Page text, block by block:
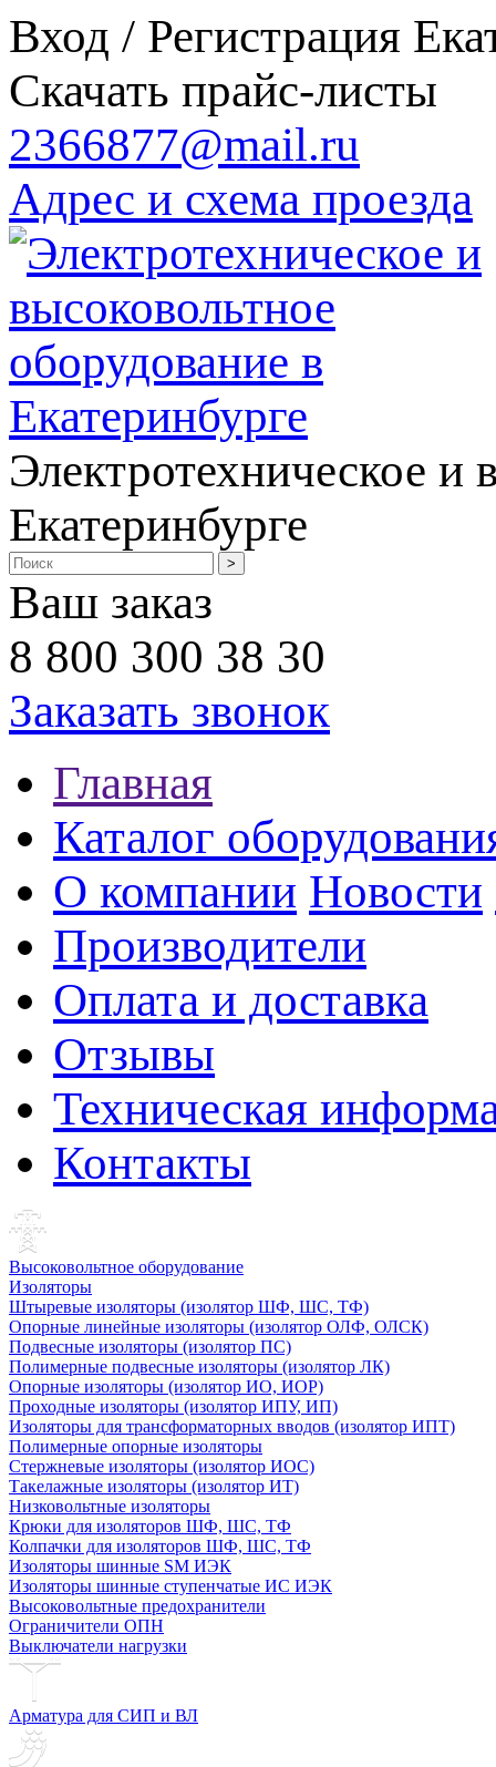
Вход / Регистрация
Скачать прайс-листы
2366877@mail.ru
Адрес и схема проезда
Электротехническое и
Екатеринбурге
Ваш заказ
8 800 300 38 30
Заказать звонок
Главная
Каталог
О компании Новости
Производители
Оплата и доставка
Отзывы
Техническая
Контакты
Высоковольтное оборудование
Изоляторы
Штыревые изоляторы (изолятор ШФ, ШС, ТФ)
Опорные линейные изоляторы (изолятор ОЛФ, ОЛСК)
Подвесные изоляторы (изолятор ПС)
Полимерные подвесные изоляторы (изолятор ЛК)
Опорные изоляторы (изолятор ИО, ИОР)
Проходные изоляторы (изолятор ИПУ, ИП)
Изоляторы для трансформаторных вводов (изолятор ИПТ)
Полимерные опорные изоляторы
Стержневые изоляторы (изолятор ИОС)
Такелажные изоляторы (изолятор ИТ)
Низковольтные изоляторы
Крюки для изоляторов ШФ, ШС, ТФ
Колпачки для изоляторов ШФ, ШС, ТФ
Изоляторы шинные SM ИЭК
Изоляторы шинные ступенчатые ИС ИЭК
Высоковольтные предохранители
Ограничители ОПН
Выключатели нагрузки
Арматура для СИП и ВЛ